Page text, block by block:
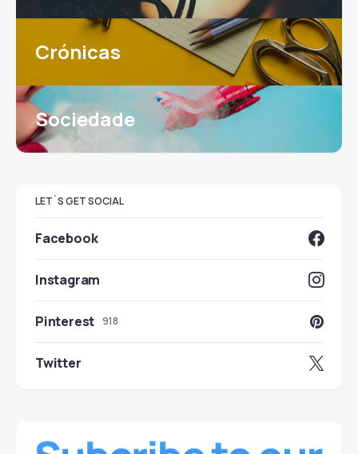
Crónicas
Sociedade
LET`S GET SOCIAL
Facebook
Instagram
Pinterest 918
Twitter